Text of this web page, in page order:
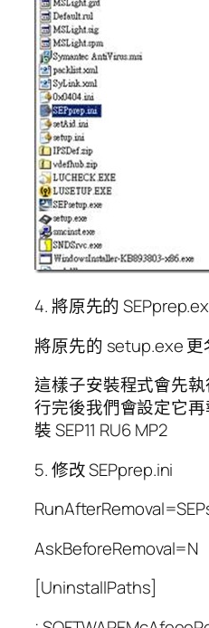
4. 將原先的
將原先的 setup.exe 更
這樣子安裝程式會先
行完後我們會設定它
裝 SEP11 RU6 MP2
5. 修改 SEPprep.ini
AskBeforeRemoval=N
[UninstallPaths]